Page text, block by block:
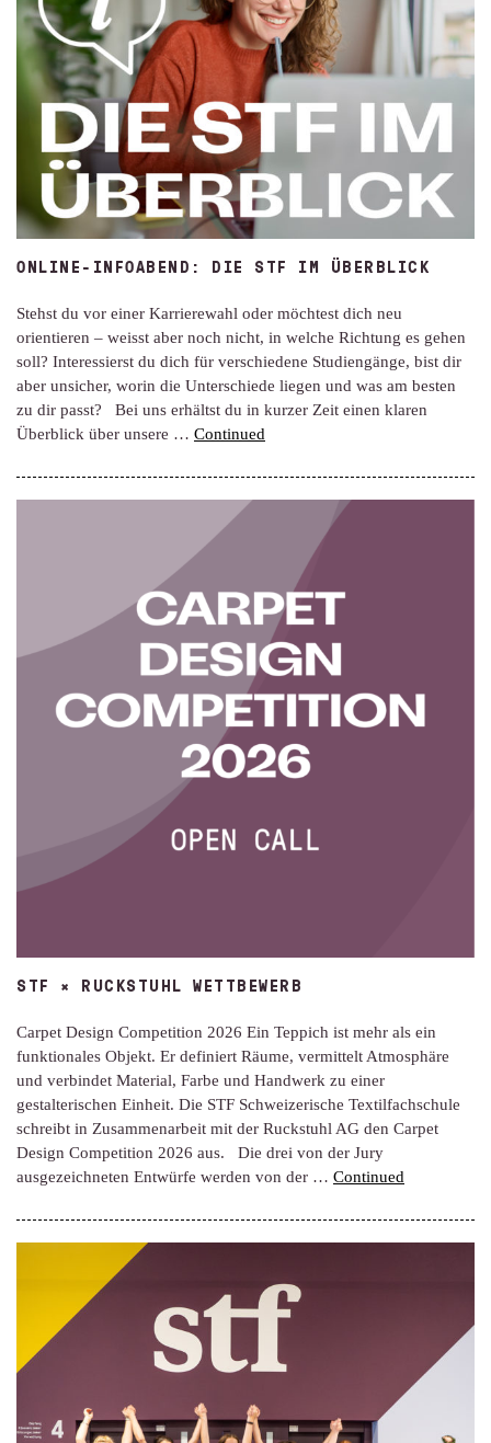
ONLINE-INFOABEND: DIE STF IM ÜBERBLICK
Stehst du vor einer Karrierewahl oder möchtest dich neu
orientieren – weisst aber noch nicht, in welche Richtung es gehen
soll? Interessierst du dich für verschiedene Studiengänge, bist dir
aber unsicher, worin die Unterschiede liegen und was am besten
zu dir passt? Bei uns erhältst du in kurzer Zeit einen klaren
Überblick über unsere … Continued
STF × RUCKSTUHL WETTBEWERB
Carpet Design Competition 2026 Ein Teppich ist mehr als ein
funktionales Objekt. Er definiert Räume, vermittelt Atmosphäre
und verbindet Material, Farbe und Handwerk zu einer
gestalterischen Einheit. Die STF Schweizerische Textilfachschule
schreibt in Zusammenarbeit mit der Ruckstuhl AG den Carpet
Design Competition 2026 aus. Die drei von der Jury
ausgezeichneten Entwürfe werden von der … Continued